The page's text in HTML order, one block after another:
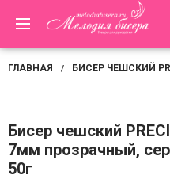
ГЛАВНАЯ / БИСЕР ЧЕШСКИЙ
Бисер чешский
7мм прозрачный,
50г